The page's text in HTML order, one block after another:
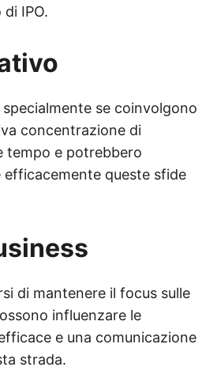
IPO.
se coinvolgono
concentrazione di
tempo e potrebbero
efficacemente queste sfide
di mantenere il focus sulle
influenzare le
e una comunicazione
strada.